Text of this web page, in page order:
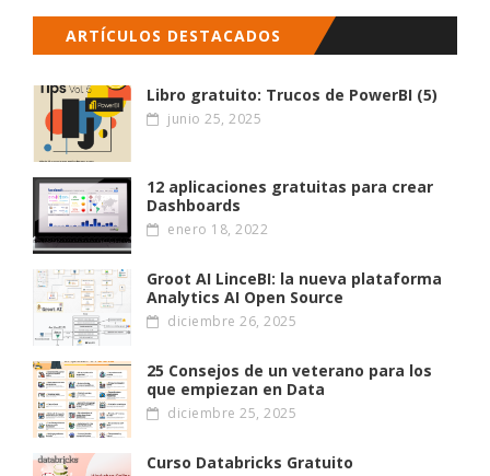
ARTÍCULOS DESTACADOS
Libro gratuito: Trucos de PowerBI (5)
junio 25, 2025
12 aplicaciones gratuitas para crear
Dashboards
enero 18, 2022
Groot AI LinceBI: la nueva plataforma
Analytics AI Open Source
diciembre 26, 2025
25 Consejos de un veterano para los
que empiezan en Data
diciembre 25, 2025
Curso Databricks Gratuito